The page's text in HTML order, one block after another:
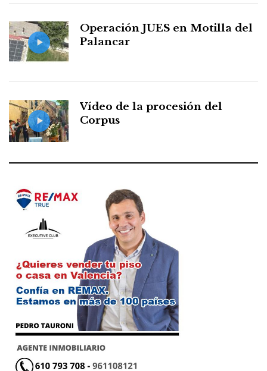
Operación JUES en Motilla del
Palancar
Vídeo de la procesión del
Corpus